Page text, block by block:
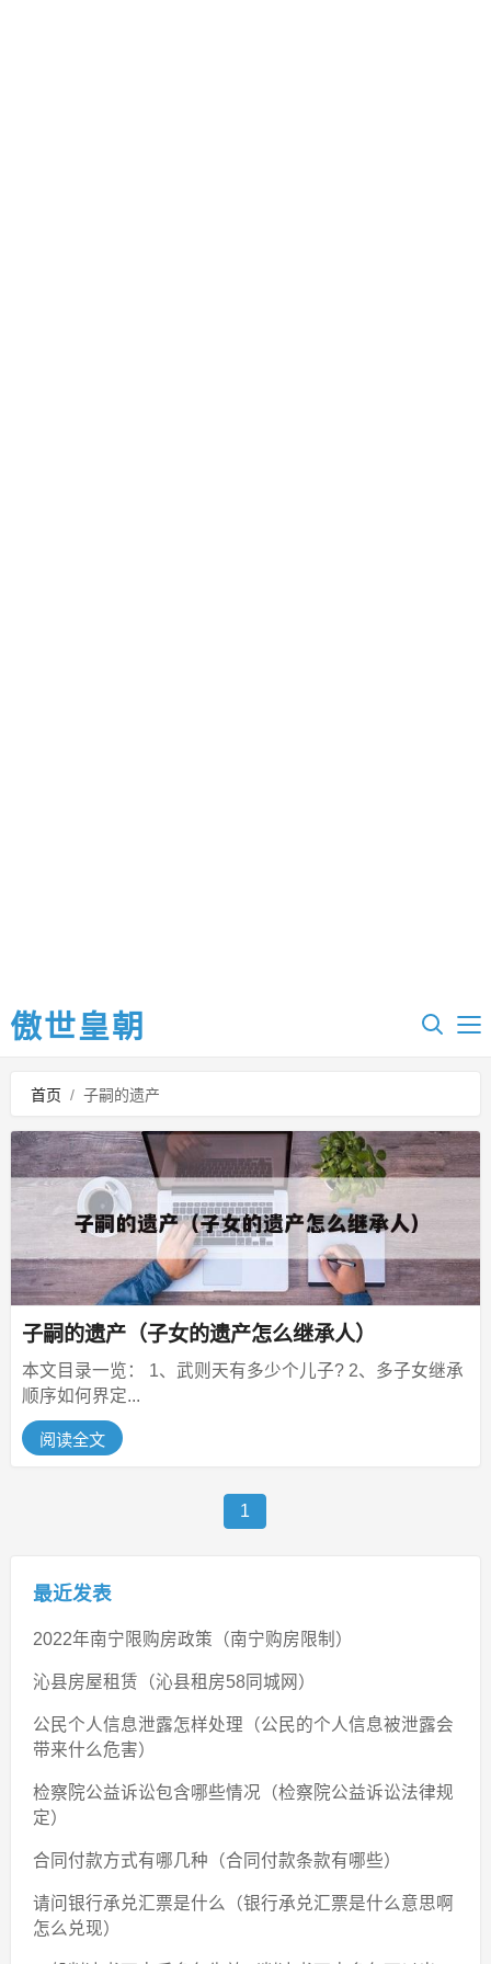
傲世皇朝
首页 / 子嗣的遗产
子嗣的遗产（子女的遗产怎么继承人）
本文目录一览： 1、武则天有多少个儿子? 2、多子女继承
顺序如何界定...
阅读全文
1
最近发表
2022年南宁限购房政策（南宁购房限制）
沁县房屋租赁（沁县租房58同城网）
公民个人信息泄露怎样处理（公民的个人信息被泄露会
带来什么危害）
检察院公益诉讼包含哪些情况（检察院公益诉讼法律规
定）
合同付款方式有哪几种（合同付款条款有哪些）
请问银行承兑汇票是什么（银行承兑汇票是什么意思啊
怎么兑现）